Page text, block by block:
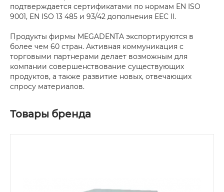
подтверждается сертификатами по нормам EN ISO
9001, EN ISO 13 485 и 93/42 дополнения EEC II.
Продукты фирмы MEGADENTA экспортируются в
более чем 60 стран. Активная коммуникация с
торговыми партнерами делает возможным для
компании совершенствование существующих
продуктов, а также развитие новых, отвечающих
спросу материалов.
Товары бренда